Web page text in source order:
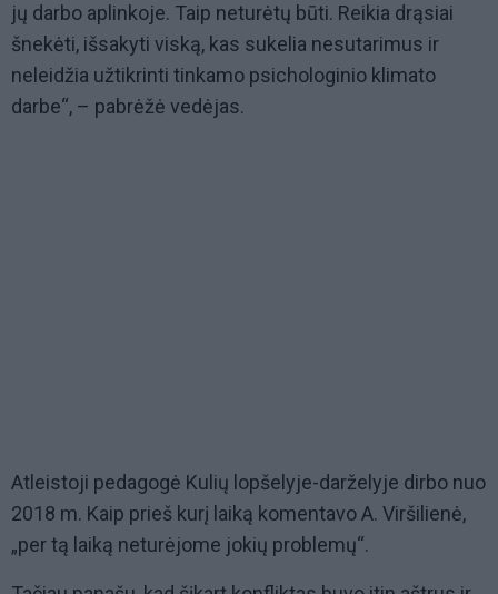
jų darbo aplinkoje. Taip neturėtų būti. Reikia drąsiai
šnekėti, išsakyti viską, kas sukelia nesutarimus ir
neleidžia užtikrinti tinkamo psichologinio klimato
darbe“, – pabrėžė vedėjas.
Atleistoji pedagogė Kulių lopšelyje-darželyje dirbo nuo
2018 m. Kaip prieš kurį laiką komentavo A. Viršilienė,
„per tą laiką neturėjome jokių problemų“.